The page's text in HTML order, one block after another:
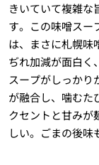
きいていて複雑な
す。この味噌スー
は、まさに札幌味
ぢれ加減が面白く
スープがしっかり
が融合し、噛むた
クセントと甘みが
しい。ごまの後味